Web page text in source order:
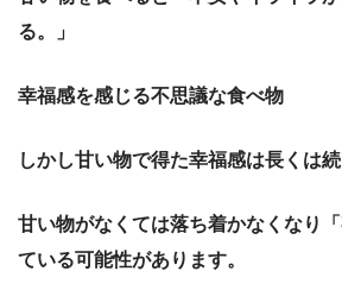
る。」
幸福感を感じる不思議な食べ物
しかし甘い物で得た幸福感は長くは続
甘い物がなくては落ち着かなくなり「
ている可能性があります。